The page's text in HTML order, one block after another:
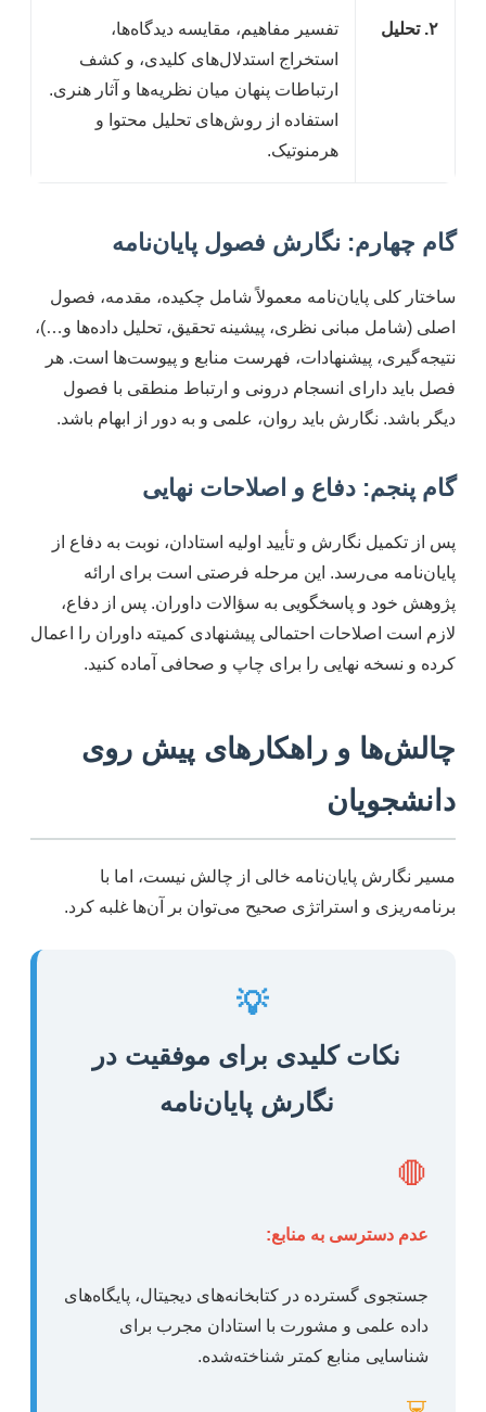
۲. تحلیل
تفسیر مفاهیم، مقایسه دیدگاه‌ها،
استخراج استدلال‌های کلیدی، و کشف
ارتباطات پنهان میان نظریه‌ها و آثار هنری.
استفاده از روش‌های تحلیل محتوا و
هرمنوتیک.
گام چهارم: نگارش فصول پایان‌نامه
ساختار کلی پایان‌نامه معمولاً شامل چکیده، مقدمه، فصول
اصلی (شامل مبانی نظری، پیشینه تحقیق، تحلیل داده‌ها و…)،
نتیجه‌گیری، پیشنهادات، فهرست منابع و پیوست‌ها است. هر
فصل باید دارای انسجام درونی و ارتباط منطقی با فصول
دیگر باشد. نگارش باید روان، علمی و به دور از ابهام باشد.
گام پنجم: دفاع و اصلاحات نهایی
پس از تکمیل نگارش و تأیید اولیه استادان، نوبت به دفاع از
پایان‌نامه می‌رسد. این مرحله فرصتی است برای ارائه
پژوهش خود و پاسخگویی به سؤالات داوران. پس از دفاع،
لازم است اصلاحات احتمالی پیشنهادی کمیته داوران را اعمال
کرده و نسخه نهایی را برای چاپ و صحافی آماده کنید.
چالش‌ها و راهکارهای پیش روی
دانشجویان
مسیر نگارش پایان‌نامه خالی از چالش نیست، اما با
برنامه‌ریزی و استراتژی صحیح می‌توان بر آن‌ها غلبه کرد.
💡
نکات کلیدی برای موفقیت در
نگارش پایان‌نامه
🛑
عدم دسترسی به منابع:
جستجوی گسترده در کتابخانه‌های دیجیتال، پایگاه‌های
داده علمی و مشورت با استادان مجرب برای
شناسایی منابع کمتر شناخته‌شده.